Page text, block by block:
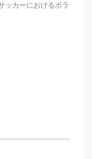
ッカーにおけるボラ